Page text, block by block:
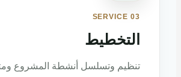
SERVICE 03
التخطيط
تنظيم وتسلسل أنشطة المشروع ومتابعة